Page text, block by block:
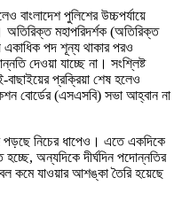
বাংলাদেশ পুলিশের উচ্চপর্যায়ে
অতিরিক্ত মহাপরিদর্শক (অতিরিক্ত
পদ শূন্য থাকার পরও
দেওয়া যাচ্ছে না। সংশ্লিষ্ট
বাছাইয়ের প্রক্রিয়া শেষ হলেও
বোর্ডের (এসএসবি) সভা আহ্বান না
পড়ছে নিচের ধাপেও। এতে একদিকে
হচ্ছে, অন্যদিকে দীর্ঘদিন পদোন্নতির
কমে যাওয়ার আশঙ্কা তৈরি হয়েছে